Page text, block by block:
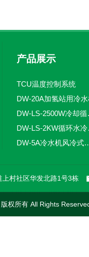
产品展示
TCU温度控制系统
DW-20A加氢站用冷
DW-
DW-5A冷水机
村社区华发北路1号3栋
权所有 All Rights